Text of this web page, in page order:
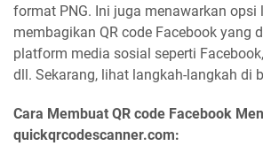
format PNG. Ini juga menawarkan opsi
membagikan QR code Facebook yang
platform media sosial seperti
dll. Sekarang, lihat langkah-langkah di
Cara Membuat QR code Facebook
quickqrcodescanner.com: